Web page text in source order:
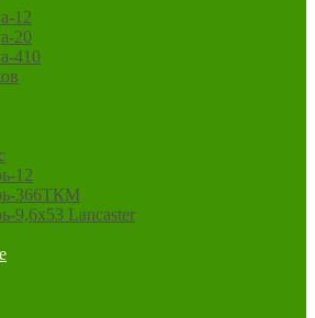
12
20
410
12
366ТКМ
9,6х53 Lancaster